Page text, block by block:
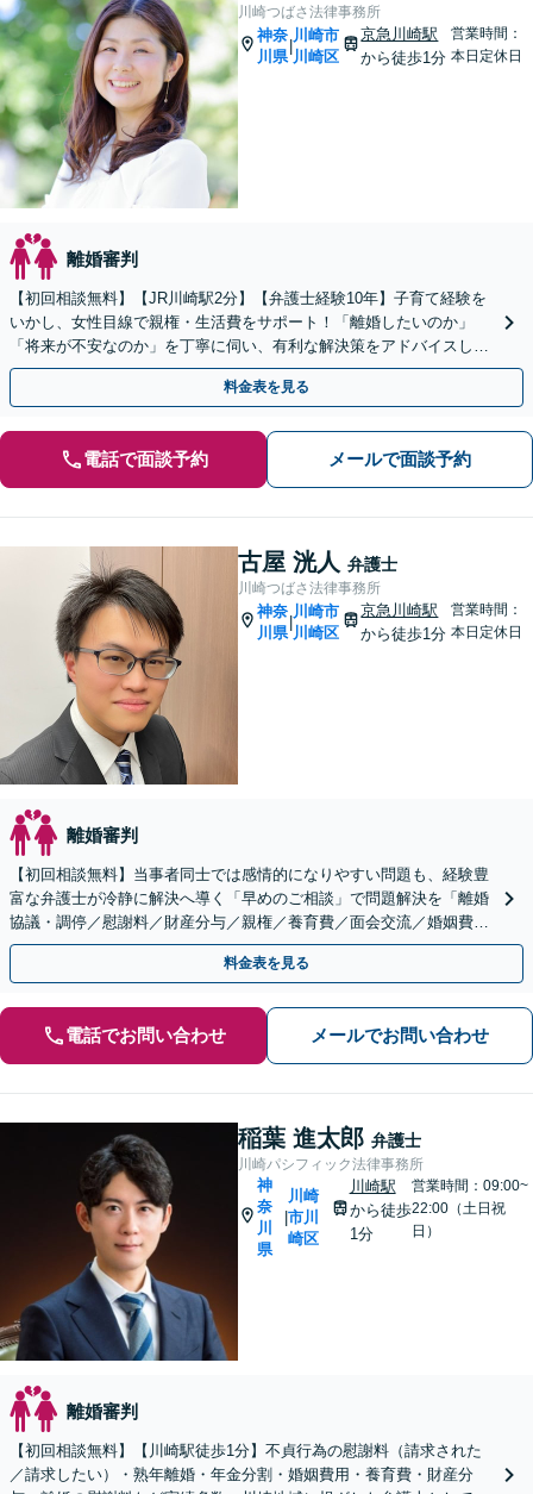
川崎つばさ法律事務所
神奈
川県
|
川崎市
川崎区
京急川崎駅
から徒歩1分
営業時間：
本日定休日
離婚審判
【初回相談無料】【JR川崎駅2分】【弁護士経験10年】子育て経験を
いかし、女性目線で親権・生活費をサポート！「離婚したいのか」
「将来が不安なのか」を丁寧に伺い、有利な解決策をアドバイスしま
す。慰謝料、財産分与、親権など幅広くご相談ください
料金表を見る
電話で面談予約 メールで面談予約
古屋 洸人 弁護士
川崎つばさ法律事務所
神奈
川県
|
川崎市
川崎区
京急川崎駅
から徒歩1分
営業時間：
本日定休日
離婚審判
【初回相談無料】当事者同士では感情的になりやすい問題も、経験豊
富な弁護士が冷静に解決へ導く「早めのご相談」で問題解決を「離婚
協議・調停／慰謝料／財産分与／親権／養育費／面会交流／婚姻費用
／年金分割など幅広く対応」【休日・夜間相談可】
料金表を見る
電話でお問い合わせ メールでお問い合わせ
稲葉 進太郎 弁護士
川崎パシフィック法律事務所
神
奈
川
県
|
川崎
市川
崎区
川崎駅
から徒歩
1分
営業時間：09:00~
22:00（土日祝
日）
離婚審判
【初回相談無料】【川崎駅徒歩1分】不貞行為の慰謝料（請求された
／請求したい）・熟年離婚・年金分割・婚姻費用・養育費・財産分